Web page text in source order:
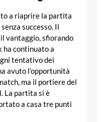
a riaprire la partita
successo. Il
vantaggio, sfiorando
ha continuato a
tentativo dei
avuto l’opportunità
ma il portiere del
La partita si è
a casa tre punti